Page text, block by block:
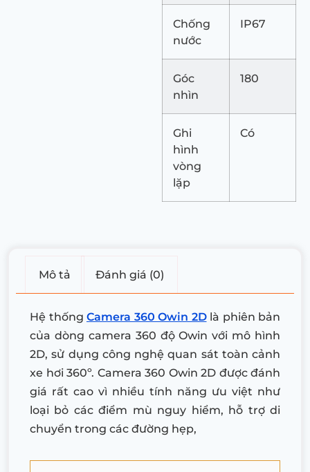
Chống
nước
IP67
Góc
nhìn
180
Ghi
hình
vòng
lặp
Có
Mô tả Đánh giá (0)
Hệ thống Camera 360 Owin 2Dlà phiên bản
của dòng camera 360 độ Owin với mô hình
2D, sử dụng công nghệ quan sát toàn cảnh
xe hơi 360º. Camera 360 Owin 2D được đánh
giá rất cao vì nhiều tính năng ưu việt như
loại bỏ các điểm mù nguy hiểm, hỗ trợ di
chuyển trong các đường hẹp,